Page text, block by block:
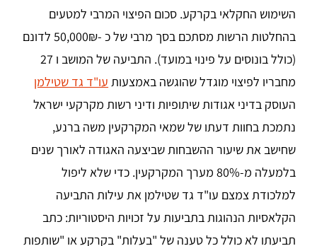
השימוש החקלאי בקרקע. סכום הפיצוי המרבי למטעים
בהחלטות הרשות מסתכם בסך מרבי של כ -50,000₪ לדונם
(כולל בונוסים על פינוי במועד). התביעה של המושב ו 27
מחבריו לפיצוי מוגדל שהוגשה באמצעותעו"ד גד שטילמן
העוסק בדיני אגודות שיתופיות ודיני רשות מקרקעי ישראל
נתמכת בחוות דעתו של שמאי המקרקעין משה ברנע,
שחישב את שיעור ההשבחות שביצעה האגודה לאורך שנים
בלמעלה מ-80% מערך המקרקעין. כדי שלא ליפול
למלכודת צמצם עו"ד גד שטילמן את עילות התביעה
הקלאסיות הנהוגות בתביעות על זכויות היסטוריות: כתב
תביעתו לא כולל כל טענה של "בעלות" בקרקע או "שותפות